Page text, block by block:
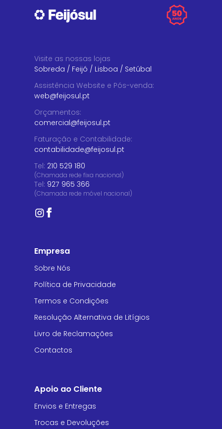
Visite as nossas lojas
Sobreda / Feijó / Lisboa / Setúbal
Assistência Website e Pós-venda:
web@feijosul.pt
Orçamentos:
comercial@feijosul.pt
Faturação e Contabilidade:
contabilidade@feijosul.pt
Tel: 210 529 180
(Chamada rede fixa nacional)
Tel: 927 965 366
(Chamada rede móvel nacional)
Empresa
Sobre Nós
Política de Privacidade
Termos e Condições
Resolução Alternativa de Litígios
Livro de Reclamações
Contactos
Apoio ao Cliente
Envios e Entregas
Trocas e Devoluções